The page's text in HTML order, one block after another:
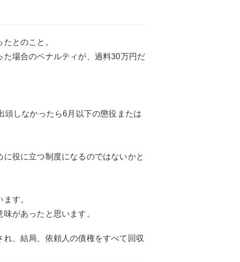
とのこと。
場合のペナルティが、過料30万円だ
頭しなかったら6月以下の懲役または
役に立つ制度になるのではないかと
す。
があったと思います。
、結局、依頼人の債権をすべて回収